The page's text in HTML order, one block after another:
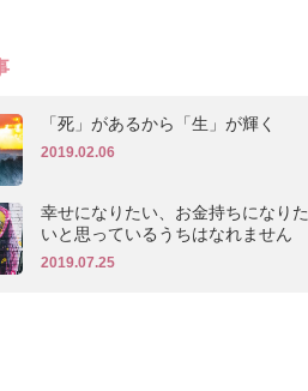
「死」があるから「生」が輝く
2019.02.06
幸せになりたい、お金持ちになりた
いと思っているうちはなれません
2019.07.25